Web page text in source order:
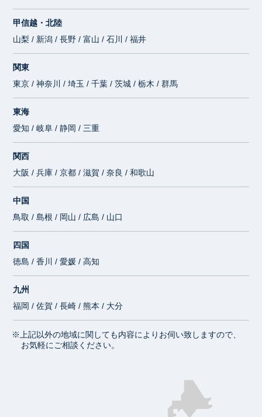
甲信越・北陸
山梨 / 新潟 / 長野 / 富山 / 石川 / 福井
関東
東京 / 神奈川 / 埼玉 / 千葉 / 茨城 / 栃木 / 群馬
東海
愛知 / 岐阜 / 静岡 / 三重
関西
大阪 / 兵庫 / 京都 / 滋賀 / 奈良 / 和歌山
中国
鳥取 / 島根 / 岡山 / 広島 / 山口
四国
徳島 / 香川 / 愛媛 / 高知
九州
福岡 / 佐賀 / 長崎 / 熊本 / 大分
※上記以外の地域に関しても内容によりお伺い致しますので、
お気軽にご相談ください。